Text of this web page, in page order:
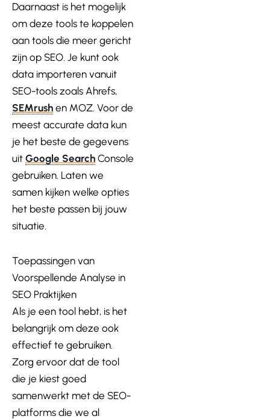
Daarnaast is het mogelijk
om deze tools te koppelen
aan tools die meer gericht
zijn op SEO. Je kunt ook
data importeren vanuit
SEO-tools zoals Ahrefs,
SEMrush en MOZ. Voor de
meest accurate data kun
je het beste de gegevens
uit Google Search Console
gebruiken. Laten we
samen kijken welke opties
het beste passen bij jouw
situatie.
Toepassingen van
Voorspellende Analyse in
SEO Praktijken
Als je een tool hebt, is het
belangrijk om deze ook
effectief te gebruiken.
Zorg ervoor dat de tool
die je kiest goed
samenwerkt met de SEO-
platforms die we al